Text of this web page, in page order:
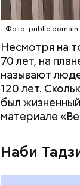
Фото: public domain
Несмотря на
70 лет, на
называют
120 лет.
был
материале
Наби
Фото: public
26 августа
Убийство